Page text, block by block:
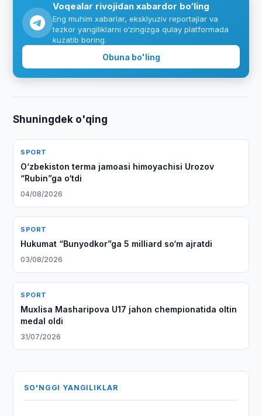
Voqealar rivojidan xabardor bo‘ling
Eng muhim xabarlar, eksklyuziv reportajlar va
tezkor yangiliklarni o‘zingizga qulay platformada
kuzatib boring.
Obuna bo'ling
Shuningdek o'qing
SPORT
O‘zbekiston terma jamoasi himoyachisi Urozov
“Rubin”ga o‘tdi
04/08/2026
SPORT
Hukumat “Bunyodkor”ga 5 milliard so‘m ajratdi
03/08/2026
SPORT
Muxlisa Masharipova U17 jahon chempionatida oltin
medal oldi
31/07/2026
SO'NGGI YANGILIKLAR